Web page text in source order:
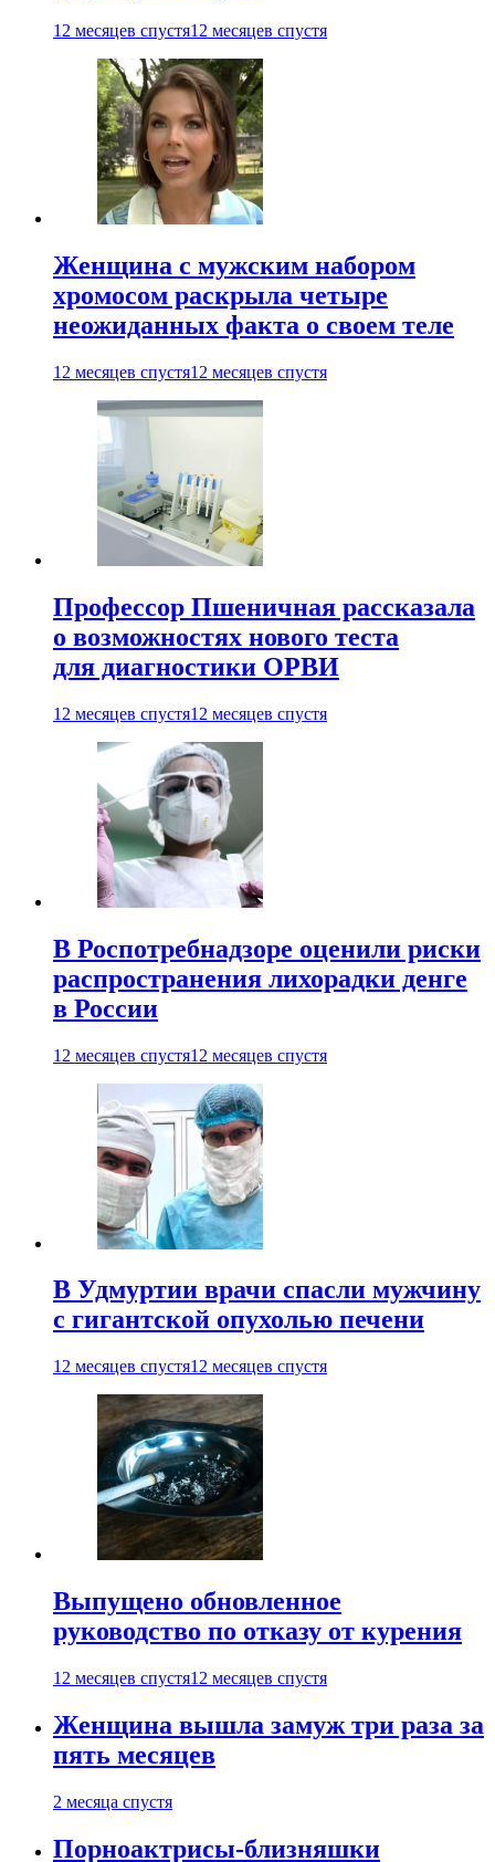
12 месяцев спустя12 месяцев спустя
Женщина с мужским набором
хромосом раскрыла четыре
неожиданных факта о своем теле
12 месяцев спустя12 месяцев спустя
Профессор Пшеничная рассказала
о возможностях нового теста
для диагностики ОРВИ
12 месяцев спустя12 месяцев спустя
В Роспотребнадзоре оценили риски
распространения лихорадки денге
в России
12 месяцев спустя12 месяцев спустя
В Удмуртии врачи спасли мужчину
с гигантской опухолью печени
12 месяцев спустя12 месяцев спустя
Выпущено обновленное
руководство по отказу от курения
12 месяцев спустя12 месяцев спустя
Женщина вышла замуж три раза за
пять месяцев
2 месяца спустя
Порноактрисы-близняшки